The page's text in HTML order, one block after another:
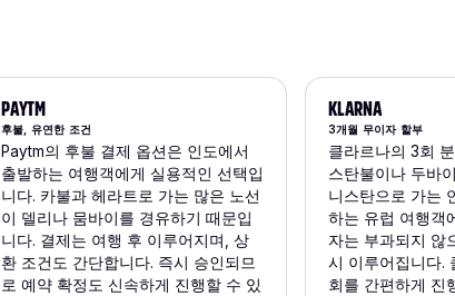
PAYTM
후불, 유연한 조건
Paytm의 후불 결제 옵션은 인도에서
출발하는 여행객에게 실용적인 선택입
니다. 카불과 헤라트로 가는 많은 노선
이 델리나 뭄바이를 경유하기 때문입
니다. 결제는 여행 후 이루어지며, 상
환 조건도 간단합니다. 즉시 승인되므
로 예약 확정도 신속하게 진행할 수 있
KLARNA
3개월 무이자 할부
클라르나의 3회
스탄불이나 두바
니스탄으로 가는
하는 유럽 여행객
자는 부과되지 않
시 이루어집니다.
회를 간편하게 진